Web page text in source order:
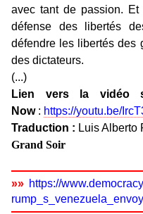
avec tant de passion.
défense des libertés
défendre les libertés des
des dictateurs.
(...)
Lien vers la vidéo
Now: https://youtu.be/
Traduction : Luis Alberto
Grand Soir
»» https://
rump_s_venezuela_envoy